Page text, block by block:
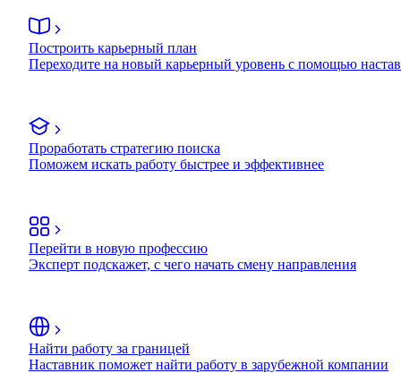
Построить карьерный план
Переходите на новый карьерный уровень с помощью
Проработать стратегию поиска
Поможем искать работу быстрее и эффективнее
Перейти в новую профессию
Эксперт подскажет, с чего начать смену направления
Найти работу за границей
Наставник поможет найти работу в зарубежной компании